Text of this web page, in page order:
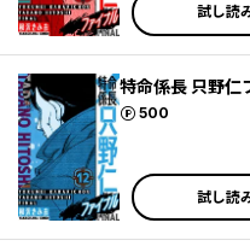
試し読
特命係長 只野
500
ポイント
試し読